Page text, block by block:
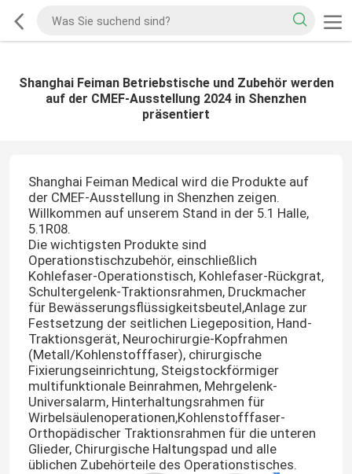
Shanghai Feiman Betriebstische und Zubehör werden
auf der CMEF-Ausstellung 2024 in Shenzhen
präsentiert
Shanghai Feiman Medical wird die Produkte auf
der CMEF-Ausstellung in Shenzhen zeigen.
Willkommen auf unserem Stand in der 5.1 Halle,
5.1R08.
Die wichtigsten Produkte sind
Operationstischzubehör, einschließlich
Kohlefaser-Operationstisch, Kohlefaser-Rückgrat,
Schultergelenk-Traktionsrahmen, Druckmacher
für Bewässerungsflüssigkeitsbeutel,Anlage zur
Festsetzung der seitlichen Liegeposition, Hand-
Traktionsgerät, Neurochirurgie-Kopfrahmen
(Metall/Kohlenstofffaser), chirurgische
Fixierungseinrichtung, Steigstockförmiger
multifunktionale Beinrahmen, Mehrgelenk-
Universalarm, Hinterhaltungsrahmen für
Wirbelsäulenoperationen,Kohlenstofffaser-
Orthopädischer Traktionsrahmen für die unteren
Glieder, Chirurgische Haltungspad und alle
üblichen Zubehörteile des Operationstisches.